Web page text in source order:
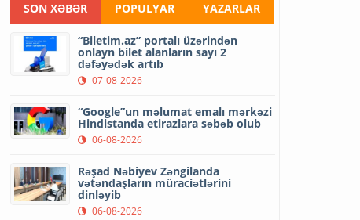
SON XƏBƏR POPULYAR YAZARLAR
“Biletim.az” portalı üzərindən
onlayn bilet alanların sayı 2
dəfəyədək artıb
07-08-2026
“Google”un məlumat emalı mərkəzi
Hindistanda etirazlara səbəb olub
06-08-2026
Rəşad Nəbiyev Zəngilanda
vətəndaşların müraciətlərini
dinləyib
06-08-2026